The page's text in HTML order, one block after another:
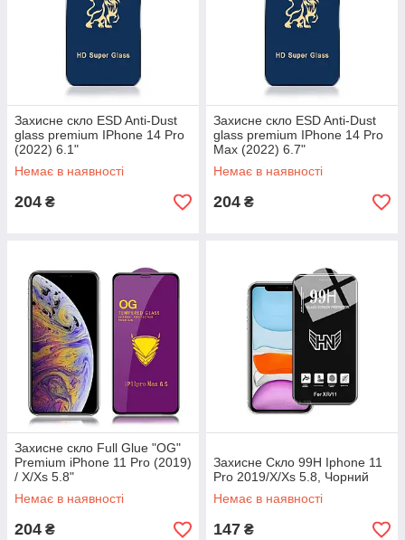
Захисне скло ESD Anti-Dust
glass premium IPhone 14 Pro
(2022) 6.1"
Немає в наявності
204 ₴
Захисне скло ESD Anti-Dust
glass premium IPhone 14 Pro
Max (2022) 6.7"
Немає в наявності
204 ₴
Захисне скло Full Glue "OG"
Premium iPhone 11 Pro (2019)
/ X/Xs 5.8"
Немає в наявності
204 ₴
Захисне Скло 99H Iphone 11
Pro 2019/X/Xs 5.8, Чорний
Немає в наявності
147 ₴